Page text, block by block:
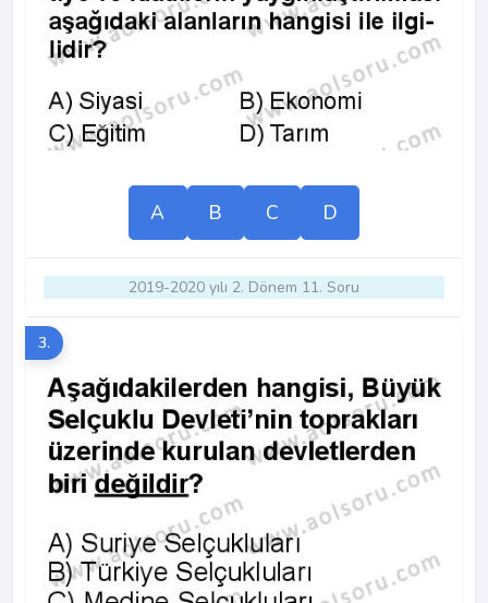
A B C D
2019-2020 yılı 2. Dönem 11. Soru
3.